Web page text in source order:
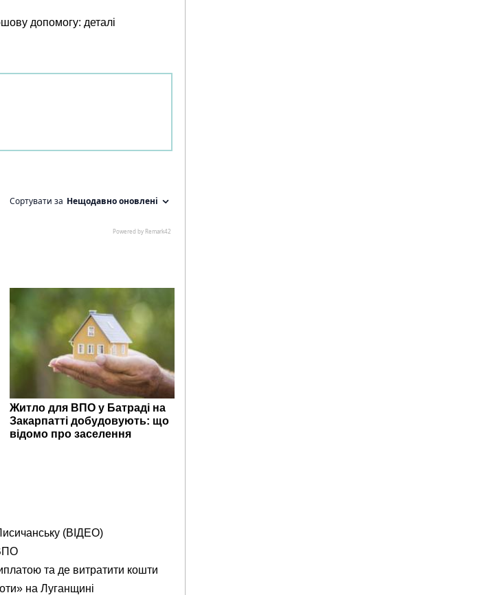
допомогу: деталі
Житло для ВПО у Батраді на
Закарпатті добудовують: що
відомо про заселення
(ВІДЕО)
та де витратити кошти
на Луганщині